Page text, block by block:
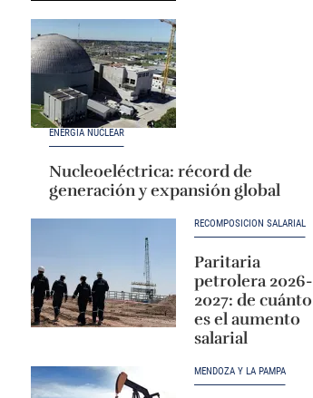
ENERGÍA NUCLEAR
Nucleoeléctrica: récord de
generación y expansión global
RECOMPOSICIÓN SALARIAL
Paritaria
petrolera 2026-
2027: de cuánto
es el aumento
salarial
MENDOZA Y LA PAMPA